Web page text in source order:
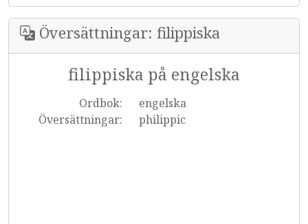
Översättningar: filippiska
filippiska på engelska
Ordbok:
engelska
Översättningar:
philippic